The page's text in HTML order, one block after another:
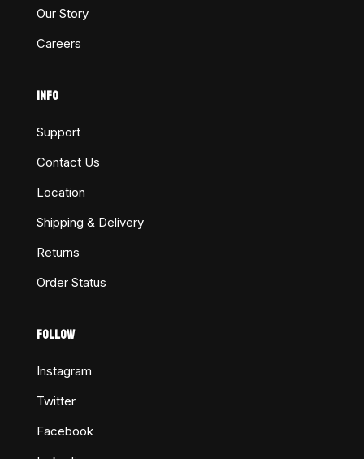
Our Story
Careers
INFO
Support
Contact Us
Location
Shipping & Delivery
Returns
Order Status
FOLLOW
Instagram
Twitter
Facebook